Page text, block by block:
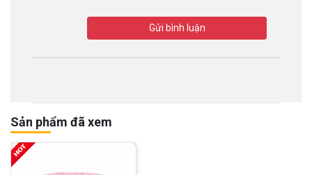
Gửi bình luận
Sản phẩm đã xem